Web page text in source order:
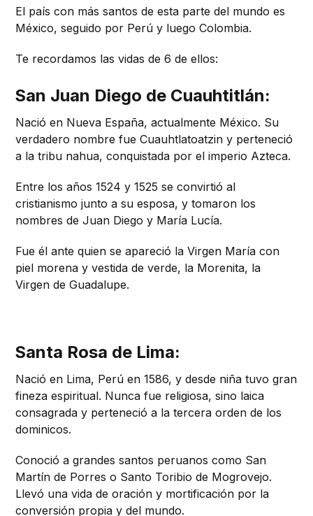
El país con más santos de esta parte del mundo es
México, seguido por Perú y luego Colombia.
Te recordamos las vidas de 6 de ellos:
San Juan Diego de Cuauhtitlán:
Nació en Nueva España, actualmente México. Su
verdadero nombre fue Cuauhtlatoatzin y perteneció
a la tribu nahua, conquistada por el imperio Azteca.
Entre los años 1524 y 1525 se convirtió al
cristianismo junto a su esposa, y tomaron los
nombres de Juan Diego y María Lucía.
Fue él ante quien se apareció la Virgen María con
piel morena y vestida de verde, la Morenita, la
Virgen de Guadalupe.
Santa Rosa de Lima:
Nació en Lima, Perú en 1586, y desde niña tuvo gran
fineza espiritual. Nunca fue religiosa, sino laica
consagrada y perteneció a la tercera orden de los
dominicos.
Conoció a grandes santos peruanos como San
Martín de Porres o Santo Toribio de Mogrovejo.
Llevó una vida de oración y mortificación por la
conversión propia y del mundo.